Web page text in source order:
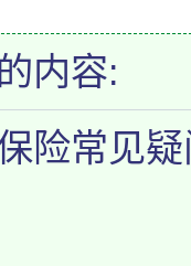
内容:
险常见